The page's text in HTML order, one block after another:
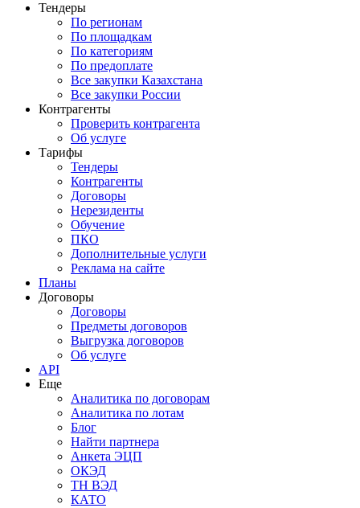
Тендеры
По регионам
По площадкам
По категориям
По предоплате
Все закупки Казахстана
Все закупки России
Контрагенты
Проверить контрагента
Об услуге
Тарифы
Тендеры
Контрагенты
Договоры
Нерезиденты
Обучение
ПКО
Дополнительные услуги
Реклама на сайте
Планы
Договоры
Договоры
Предметы договоров
Выгрузка договоров
Об услуге
API
Еще
Аналитика по договорам
Аналитика по лотам
Блог
Найти партнера
Анкета ЭЦП
ОКЭД
ТН ВЭД
КАТО